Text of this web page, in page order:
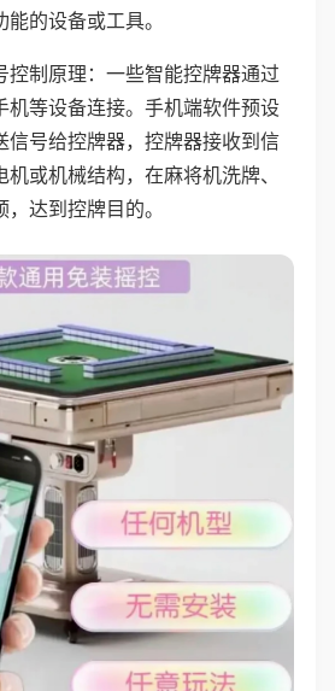
的设备或工具。
控制原理：一些智能控牌器通过
机等设备连接。手机端软件预设
信号给控牌器，控牌器接收到信
或机械结构，在麻将机洗牌、
达到控牌目的。